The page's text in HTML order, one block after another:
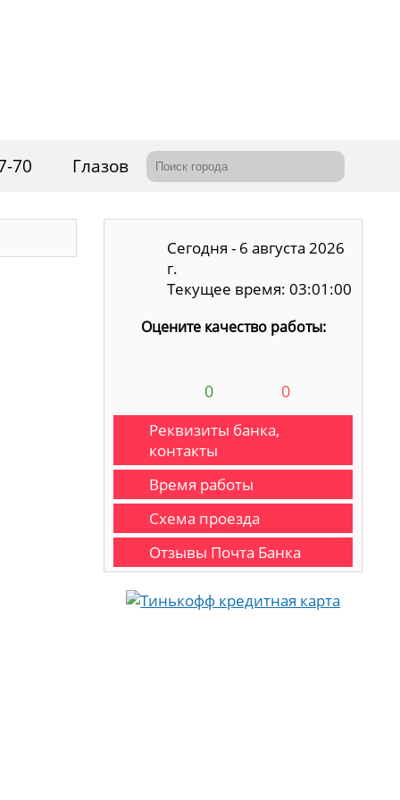
70 Глазов
Сегодня - 6 августа 2026
г.
Текущее время: 03:01:01
Оцените качество работы:
0 0
Реквизиты банка,
контакты
Время работы
Схема проезда
Отзывы Почта Банка